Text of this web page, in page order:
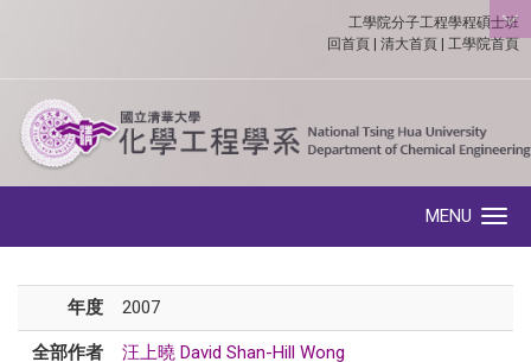
:::
工學院分子工程學程碩士班
回首頁
清大首頁 工學院首頁
MENU
年度 2007
全部作者 汪上曉 David Shan-Hill Wong